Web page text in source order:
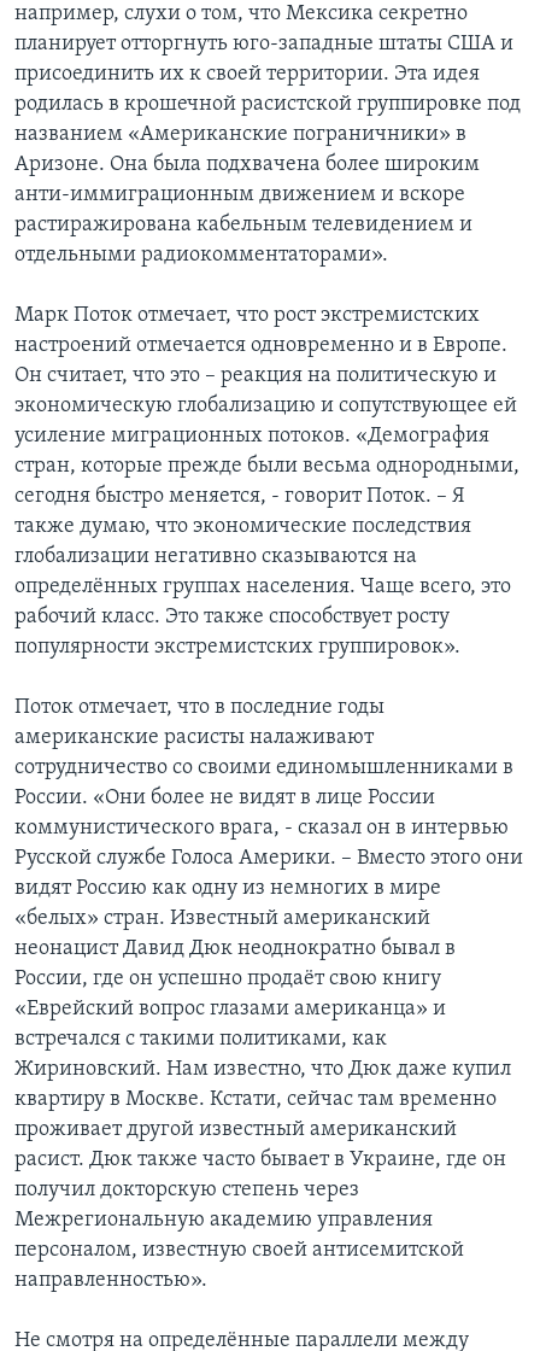
например, слухи о том, что Мексика секретно
планирует отторгнуть юго-западные штаты США и
присоединить их к своей территории. Эта идея
родилась в крошечной расистской группировке под
названием «Американские пограничники» в
Аризоне. Она была подхвачена более широким
анти-иммиграционным движением и вскоре
растиражирована кабельным телевидением и
отдельными радиокомментаторами».
Марк Поток отмечает, что рост экстремистских
настроений отмечается одновременно и в Европе.
Он считает, что это – реакция на политическую и
экономическую глобализацию и сопутствующее ей
усиление миграционных потоков. «Демография
стран, которые прежде были весьма однородными,
сегодня быстро меняется, - говорит Поток. – Я
также думаю, что экономические последствия
глобализации негативно сказываются на
определённых группах населения. Чаще всего, это
рабочий класс. Это также способствует росту
популярности экстремистских группировок».
Поток отмечает, что в последние годы
американские расисты налаживают
сотрудничество со своими единомышленниками в
России. «Они более не видят в лице России
коммунистического врага, - сказал он в интервью
Русской службе Голоса Америки. – Вместо этого они
видят Россию как одну из немногих в мире
«белых» стран. Известный американский
неонацист Давид Дюк неоднократно бывал в
России, где он успешно продаёт свою книгу
«Еврейский вопрос глазами американца» и
встречался с такими политиками, как
Жириновский. Нам известно, что Дюк даже купил
квартиру в Москве. Кстати, сейчас там временно
проживает другой известный американский
расист. Дюк также часто бывает в Украине, где он
получил докторскую степень через
Межрегиональную академию управления
персоналом, известную своей антисемитской
направленностью».
Не смотря на определённые параллели между